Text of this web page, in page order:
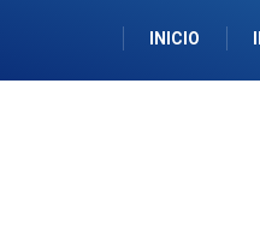
INICIO